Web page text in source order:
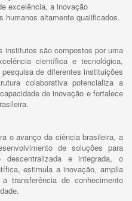
excelência, a inovação
humanos altamente qualificados.
institutos são compostos por uma
científica e tecnológica,
de diferentes instituições
colaborativa potencializa a
de inovação e fortalece
o avanço da ciência brasileira, a
de soluções para
descentralizada e integrada, o
estimula a inovação, amplia
transferência de conhecimento